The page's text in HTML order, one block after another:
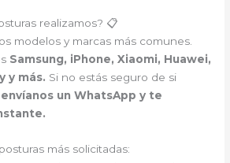
realizamos? 📋
modelos y marcas más comunes.
Samsung, iPhone, Xiaomi, Huawei,
y más. Si no estás seguro de si
envíanos un WhatsApp y te
más solicitadas: